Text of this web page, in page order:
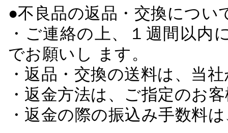
●不良品の返品・交換につい
・ご連絡の上、１週間以
でお願いし ます。
・返品・交換の送料は、当
・返金方法は、ご指定のお
・返金の際の振込み手数料